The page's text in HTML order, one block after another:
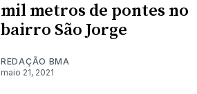
mil metros de pontes no
bairro São Jorge
REDAÇÃO BMA
maio 21, 2021